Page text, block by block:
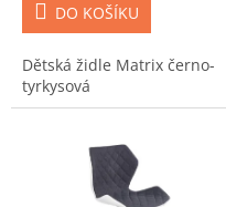
DO KOŠÍKU
Dětská židle Matrix černo-
tyrkysová